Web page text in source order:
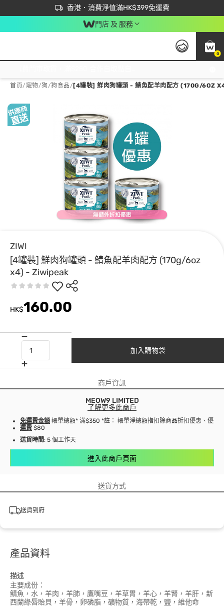
香港．消費淨值滿HK$399免運費
立即成為易賞錢會員盡享獨家優惠
首次APP下單買滿$450 輸入 NEWAPP 即減$50
門店 及 服務
0
首頁/寵物/狗/狗食品/ [4罐裝] 鮮肉狗罐頭 - 鯖魚配羊肉配方 (170G/6OZ
ZIWI
[4罐裝] 鮮肉狗罐頭 - 鯖魚配羊肉配方 (170g/6oz
x4) - Ziwipeak
HK$160.00
加入購物袋
商戶資訊
MEOW9 LIMITED
了解更多此商戶
免運費金額 帳單總額* 滿$350 *註： 帳單淨總額指扣除商品折扣優惠、優惠
運費 $80
送貨時間: 5 個工作天
進入此商戶頁面
送貨方式
送貨到府
產品資料
描述
主要成份：
鯖魚，水，羊肉，羊肺，鷹嘴豆，羊草胃，羊心，羊腎，羊肝，新
西蘭綠唇貽貝，羊骨，卵磷脂，礦物質，海帶乾，鹽，維他命